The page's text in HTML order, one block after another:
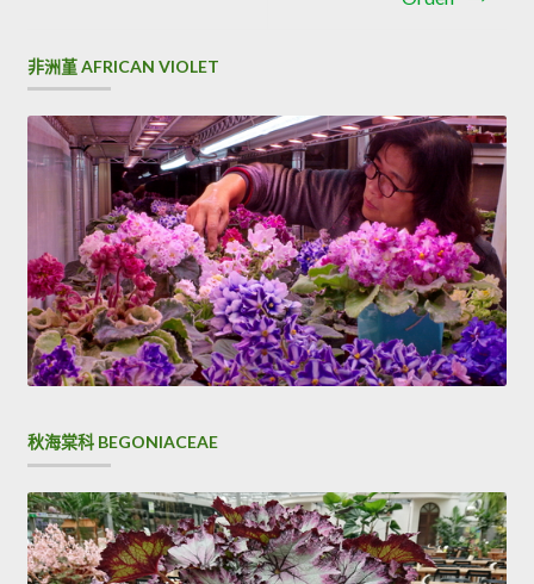
導
覽
非洲堇 AFRICAN VIOLET
秋海棠科 BEGONIACEAE